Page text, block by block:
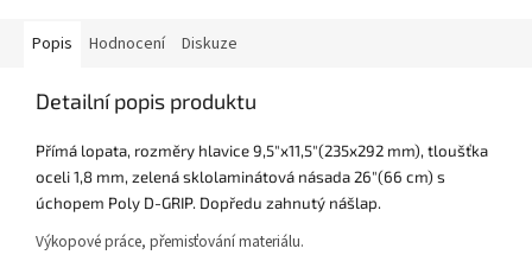
Popis Hodnocení Diskuze
Detailní popis produktu
Přímá lopata, rozměry hlavice 9,5"x11,5"(235x292 mm), tloušťka
oceli 1,8 mm, zelená sklolaminátová násada 26"(66 cm) s
úchopem Poly D-GRIP. Dopředu zahnutý nášlap.
Výkopové práce, přemisťování materiálu.